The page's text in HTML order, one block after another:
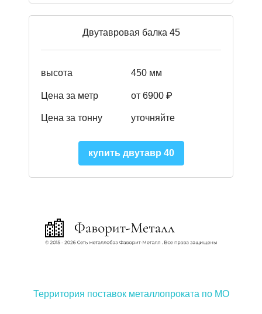
Двутавровая балка 45
высота 450 мм
Цена за метр от 6900 ₽
Цена за тонну уточняйте
купить двутавр 40
Территория поставок металлопроката по МО